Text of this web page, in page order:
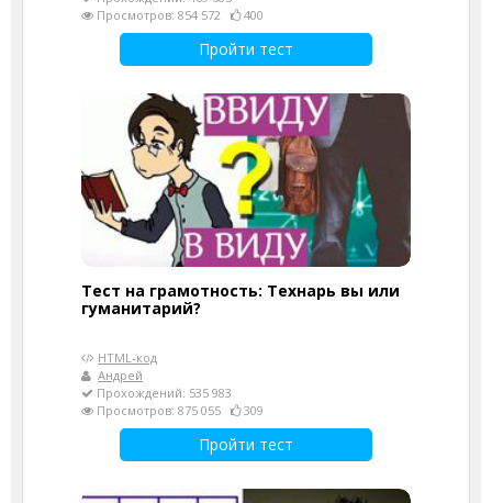
Просмотров: 854 572
400
Пройти тест
Тест на грамотность: Технарь вы или
гуманитарий?
HTML-код
Андрей
Прохождений: 535 983
Просмотров: 875 055
309
Пройти тест